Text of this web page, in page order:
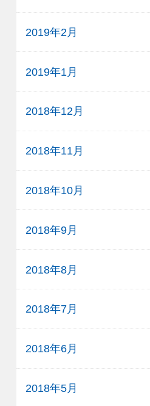
2019年2月
2019年1月
2018年12月
2018年11月
2018年10月
2018年9月
2018年8月
2018年7月
2018年6月
2018年5月